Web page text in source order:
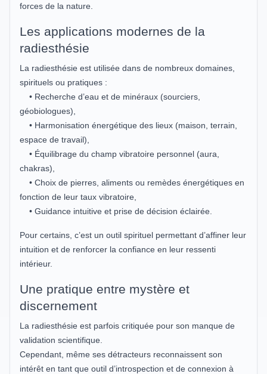
forces de la nature.
Les applications modernes de la
radiesthésie
La radiesthésie est utilisée dans de nombreux domaines,
spirituels ou pratiques :
• Recherche d’eau et de minéraux (sourciers,
géobiologues),
• Harmonisation énergétique des lieux (maison, terrain,
espace de travail),
• Équilibrage du champ vibratoire personnel (aura,
chakras),
• Choix de pierres, aliments ou remèdes énergétiques en
fonction de leur taux vibratoire,
• Guidance intuitive et prise de décision éclairée.
Pour certains, c’est un outil spirituel permettant d’affiner leur
intuition et de renforcer la confiance en leur ressenti
intérieur.
Une pratique entre mystère et
discernement
La radiesthésie est parfois critiquée pour son manque de
validation scientifique.
Cependant, même ses détracteurs reconnaissent son
intérêt en tant que outil d’introspection et de connexion à